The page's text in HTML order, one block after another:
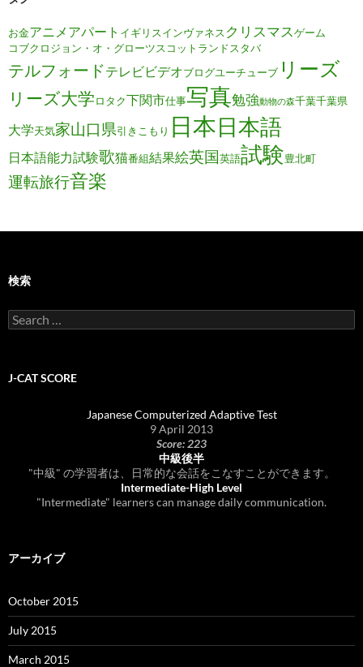
お金アニメ アパート イギリスインヴァネス クリスマスゲーム
コブクロジョン・オ・グローツスコットランドスタバ
テルフォードテレビビデオブログユーチューブ リーズ
リーズ大学ロタク下関市仕事写真勉強動物の森千葉千葉県
大学天気家山口県引きこもり 日本日本語
日本語能力試験歌猫番組結果絵英国英語試験豊北町
運転旅行音楽
検索
Search
for:
J-CAT SCORE
Japanese Computerized Adaptive Test
9 April 2013
Score: 223
中級後半
"中級" の学習者は、日常的な会話をこなすことができます。
Intermediate-High Level
"Intermediate" learners can manage daily communication.
アーカイブ
October 2015
July 2015
March 2015